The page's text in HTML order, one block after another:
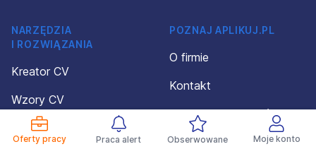
Oferty pracy Praca alert Obserwowane Moje konto
NARZĘDZIA
I ROZWIĄZANIA
Kreator CV
Wzory CV
Wzory dokumentów
POZNAJ APLIKUJ.PL
O firmie
Kontakt
Polityka prywatności
Organizacja wydarzeń